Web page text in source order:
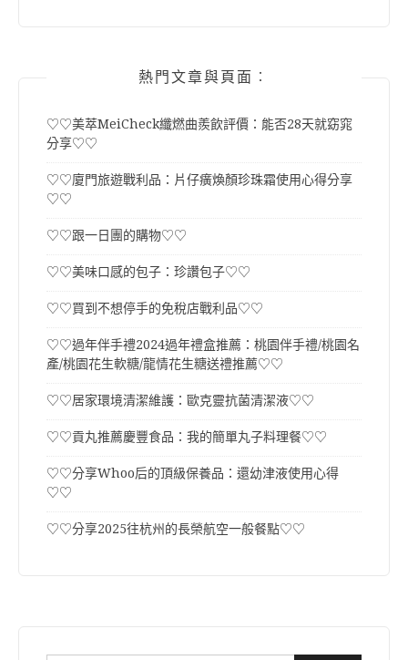
熱門文章與頁面︰
♡♡美萃MeiCheck纖燃曲羨飲評價：能否28天就窈窕
分享♡♡
♡♡廈門旅遊戰利品：片仔癀煥顏珍珠霜使用心得分享
♡♡
♡♡跟一日團的購物♡♡
♡♡美味口感的包子：珍讚包子♡♡
♡♡買到不想停手的免稅店戰利品♡♡
♡♡過年伴手禮2024過年禮盒推薦：桃園伴手禮/桃園名
產/桃園花生軟糖/龍情花生糖送禮推薦♡♡
♡♡居家環境清潔維護：歐克靈抗菌清潔液♡♡
♡♡貢丸推薦慶豐食品：我的簡單丸子料理餐♡♡
♡♡分享Whoo后的頂級保養品：還幼津液使用心得
♡♡
♡♡分享2025往杭州的長榮航空一般餐點♡♡